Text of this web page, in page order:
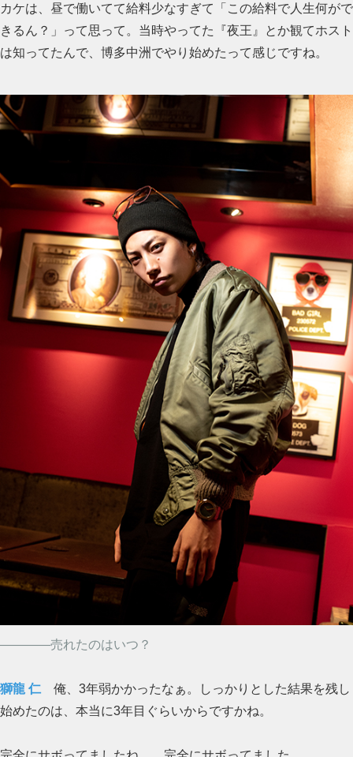
カケは、昼で働いてて給料少なすぎて「この給料で人生何がで
きるん？」って思って。当時やってた『夜王』とか観てホスト
は知ってたんで、博多中洲でやり始めたって感じですね。
――――売れたのはいつ？
獅龍 仁 俺、3年弱かかったなぁ。しっかりとした結果を残し
始めたのは、本当に3年目ぐらいからですかね。